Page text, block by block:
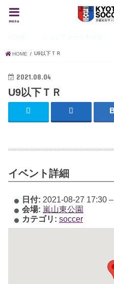
menu
HOME U9以下ＴＲ
2021.08.04
U9以下ＴＲ
イベント詳細
日付: 2021-08-27 17:30–
会場: 嵐山東公園
カテゴリ: soccer